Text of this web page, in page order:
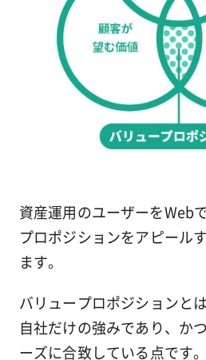
資産運用のユーザーをWeb
プロポジションをアピール
ます。
バリュープロポジションと
自社だけの強みであり、か
ーズに合致している点です